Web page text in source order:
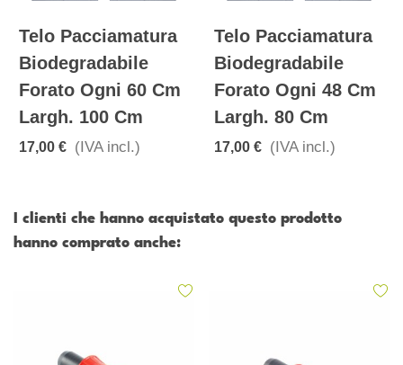
Telo Pacciamatura
Biodegradabile
Forato Ogni 60 Cm
Largh. 100 Cm
17,00 € (IVA incl.)
Telo Pacciamatura
Biodegradabile
Forato Ogni 48 Cm
Largh. 80 Cm
17,00 € (IVA incl.)
I clienti che hanno acquistato questo prodotto
hanno comprato anche: